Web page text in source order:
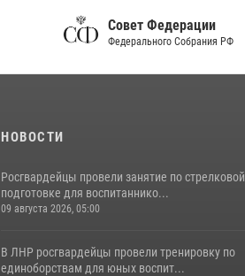
Совет Федерации
Федерального Собрания РФ
НОВОСТИ
Росгвардейцы провели занятие по стрелковой
подготовке для воспитаннико...
09 августа 2026, 05:00
В ЛНР росгвардейцы провели тренировку по
единоборствам для юных воспит...